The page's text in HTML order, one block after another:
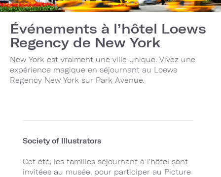
Événements à l’hôtel Loews
Regency de New York
New York est vraiment une ville unique. Vivez une
expérience magique en séjournant au Loews
Regency New York sur Park Avenue.
Society of Illustrators
Cet été, les familles séjournant à l'hôtel sont
invitées au musée, pour participer au Picture